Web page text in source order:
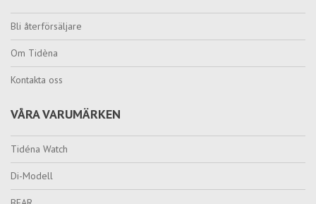
Bli återförsäljare
Om Tidèna
Kontakta oss
VÅRA VARUMÄRKEN
Tidéna Watch
Di-Modell